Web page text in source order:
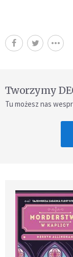
Tworzymy
Tu możesz nas